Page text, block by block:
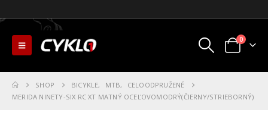
0
SHOP BICYKLE, MTB,
CELOODPRUŽENÉ
MERIDA NINETY-SIX RC XT MATNÝ OCEĽOVOMODRÝ(ČIERNY/STRIEBORNÝ)